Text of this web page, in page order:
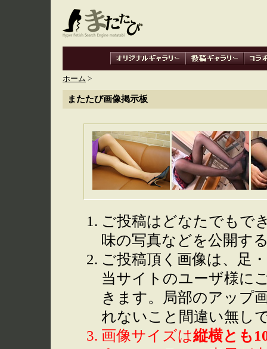
ホーム >
またたび画像掲示板
ご投稿はどなたでもで
味の写真などを公開す
ご投稿頂く画像は、足
当サイトのユーザ様に
きます。局部のアップ
れないこと間違い無し
画像サイズは縦横とも